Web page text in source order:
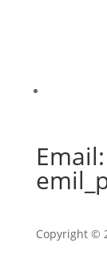
Email:
Copyright ©